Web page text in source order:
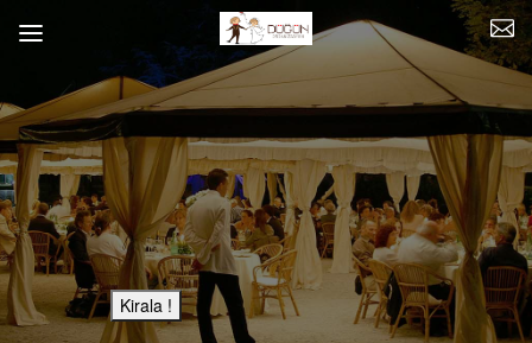
Bu Reklam Sayfası Kiralıktır.
Kirala !